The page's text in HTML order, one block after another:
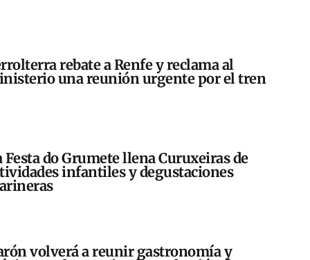
rebate a Renfe y reclama al
una reunión urgente por el tren
Festa do Grumete llena Curuxeiras de
infantiles y degustaciones
volverá a reunir gastronomía y